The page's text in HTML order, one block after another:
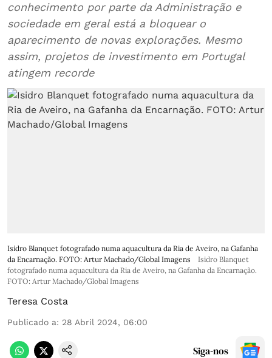
conhecimento por parte da Administração e
sociedade em geral está a bloquear o
aparecimento de novas explorações. Mesmo
assim, projetos de investimento em Portugal
atingem recorde
Isidro Blanquet fotografado numa aquacultura da Ria de Aveiro, na Gafanha
da Encarnação. FOTO: Artur Machado/Global Imagens
Isidro Blanquet
fotografado numa aquacultura da Ria de Aveiro, na Gafanha da Encarnação.
FOTO: Artur Machado/Global Imagens
Teresa Costa
Publicado a: 28 Abril 2024, 06:00
Siga-nos